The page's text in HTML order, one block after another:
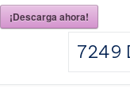
¡Descarga ahora!
7249